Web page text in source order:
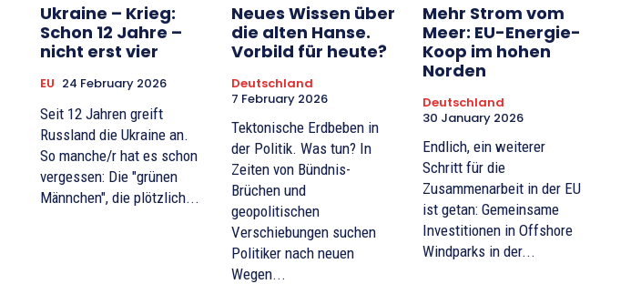
Ukraine – Krieg:
Schon 12 Jahre –
nicht erst vier
EU 24 February 2026
Seit 12 Jahren greift
Russland die Ukraine an.
So manche/r hat es schon
vergessen: Die "grünen
Männchen", die plötzlich...
Neues Wissen über
die alten Hanse.
Vorbild für heute?
Deutschland
7 February 2026
Tektonische Erdbeben in
der Politik. Was tun? In
Zeiten von Bündnis-
Brüchen und
geopolitischen
Verschiebungen suchen
Politiker nach neuen
Wegen...
Mehr Strom vom
Meer: EU-Energie-
Koop im hohen
Norden
Deutschland
30 January 2026
Endlich, ein weiterer
Schritt für die
Zusammenarbeit in der EU
ist getan: Gemeinsame
Investitionen in Offshore
Windparks in der...